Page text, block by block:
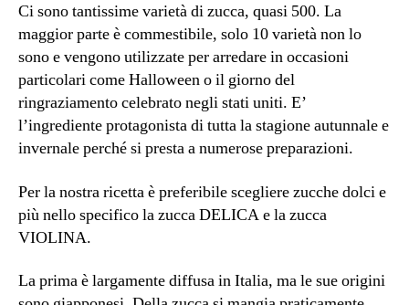
Ci sono tantissime varietà di zucca, quasi 500. La
maggior parte è commestibile, solo 10 varietà non lo
sono e vengono utilizzate per arredare in occasioni
particolari come Halloween o il giorno del
ringraziamento celebrato negli stati uniti. E’
l’ingrediente protagonista di tutta la stagione autunnale e
invernale perché si presta a numerose preparazioni.
Per la nostra ricetta è preferibile scegliere zucche dolci e
più nello specifico la zucca DELICA e la zucca
VIOLINA.
La prima è largamente diffusa in Italia, ma le sue origini